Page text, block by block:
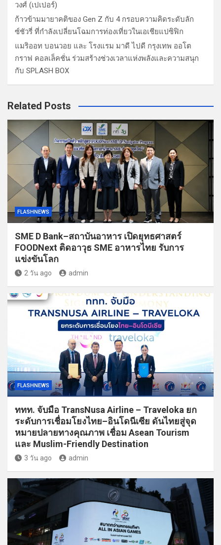
วงศ์ (เปเปอร์)
ก้าวข้ามมายาคติของ Gen Z กับ 4 กรอบความคิดระดับลัก
ซ์ชัวรี่ ที่กำลังเปลี่ยนโฉมการท่องเที่ยวในเอเชียแปซิฟิก
แมริออท บอนวอย และ โรงแรม มาดี ไปดี กรุงเทพ ออโต
กราฟ คอลเล็คชั่น ร่วมสร้างช่วงเวลาแห่งพลังและความสนุก
กับ SPLASH BOX
Related Posts
FLASHNEWS
SME D Bank–สถาบันอาหาร เปิดยุทธศาสตร์
FOODNext ติดอาวุธ SME อาหารไทย รับการ
แข่งขันโลก
2 วัน ago admin
FLASHNEWS
ททท. จับมือ TransNusa Airline – Traveloka ยก
ระดับการเชื่อมโยงไทย–อินโดนีเซีย ดันไทยสู่จุด
หมายปลายทางคุณภาพ เชื่อม Asean Tourism
และ Muslim-Friendly Destination
3 วัน ago admin